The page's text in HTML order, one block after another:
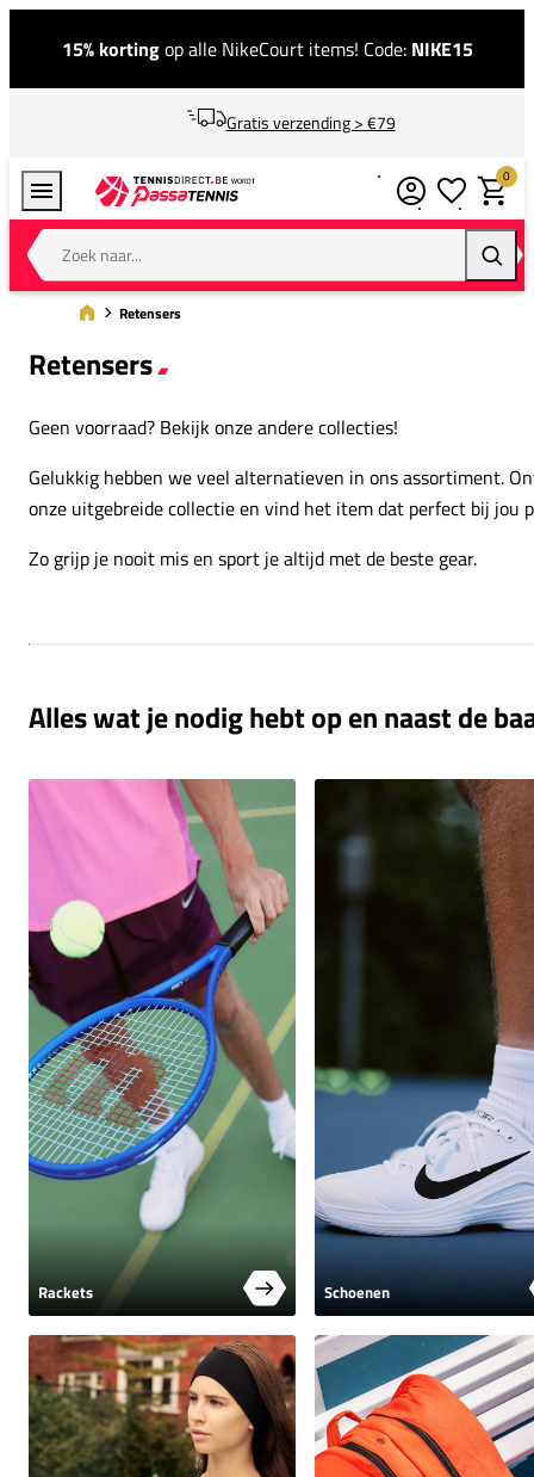
15% kortingop alle NikeCourt items! Code: NIKE15
Gratis verzending > €79
Zoek naar...
0
Retensers
Retensers
Geen voorraad? Bekijk onze andere collecties!
Gelukkig hebben we veel alternatieven in ons assortiment.
onze uitgebreide collectie en vind het item dat perfect bij jou
Zo grijp je nooit mis en sport je altijd met de beste gear.
Alles wat je nodig hebt op en naast de
Rackets Schoenen